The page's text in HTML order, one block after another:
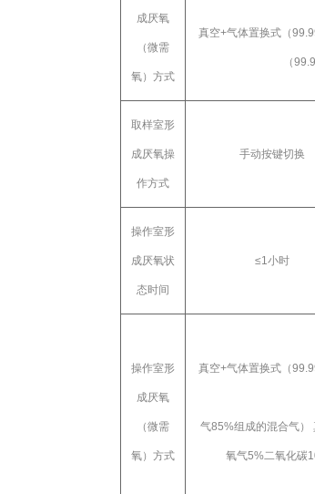
成厌氧
（微需
氧）方式
真空+气体置换式（
（
取样室形
成厌氧操
作方式
手动按键切换
操作室形
成厌氧状
态时间
≤1小时
操作室形
成厌氧
（微需
氧）方式
真空+气体置换式（
气85%组成的混合气）
氧气5%二氧化碳